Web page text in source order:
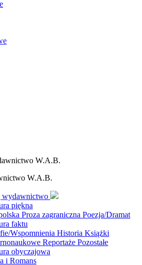
W.A.B.
wydawnictwo
piękna
Proza zagraniczna Poezja/Dramat
faktu
Wspomnienia Historia Książki
Reportaże Pozostałe
obyczajowa
i Romans